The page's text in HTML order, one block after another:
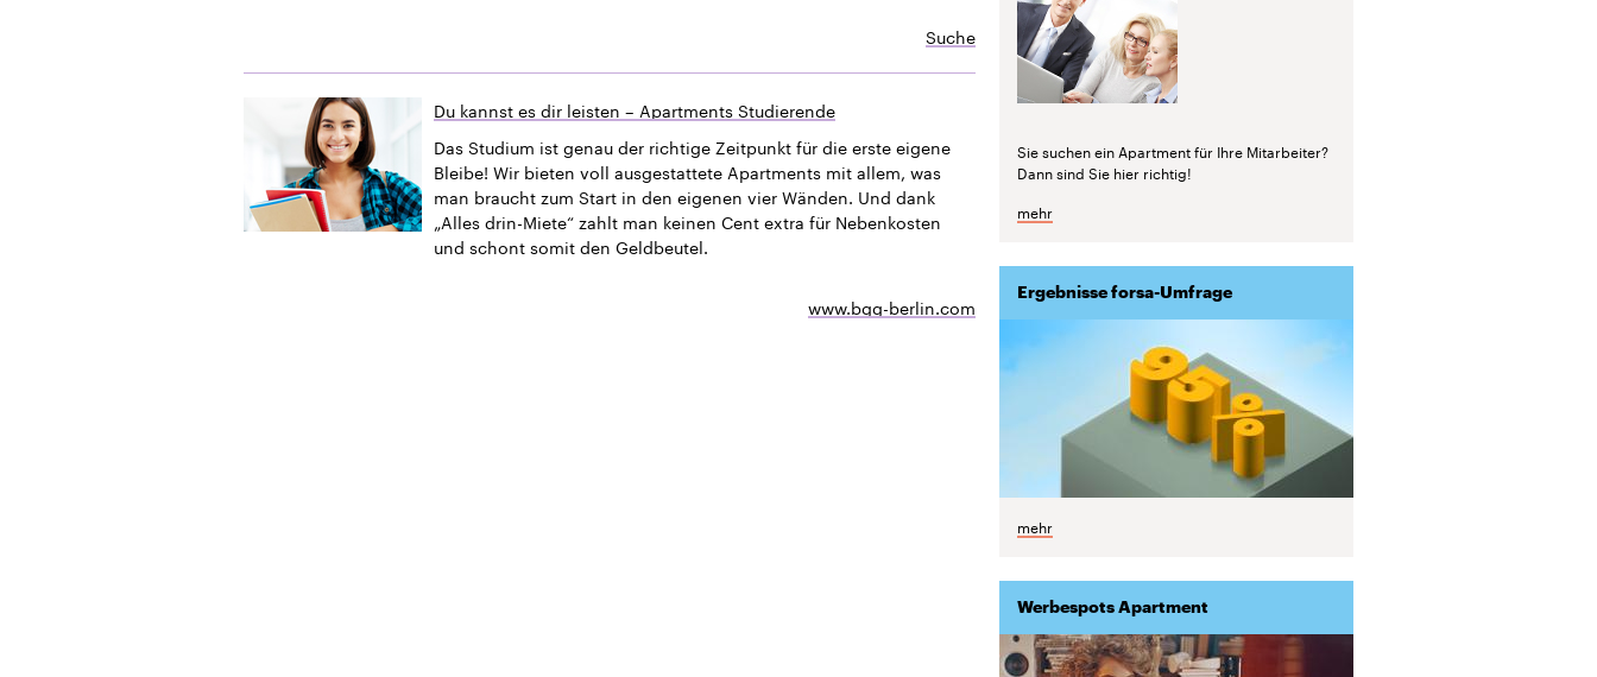
Suche
Du kannst es dir leisten – Apartments Studierende
Das Studium ist genau der richtige Zeitpunkt für die erste eigene
Bleibe! Wir bieten voll ausgestattete Apartments mit allem, was
man braucht zum Start in den eigenen vier Wänden. Und dank
„Alles drin-Miete“ zahlt man keinen Cent extra für Nebenkosten
und schont somit den Geldbeutel.
www.bgg-berlin.com
Sie suchen ein Apartment für Ihre Mitarbeiter?
Dann sind Sie hier richtig!
mehr
Ergebnisse forsa-Umfrage
mehr
Werbespots Apartment